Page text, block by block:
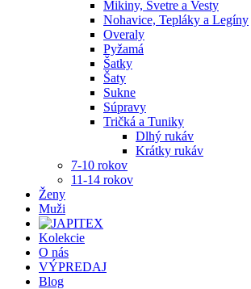
Mikiny, Svetre a Vesty
Nohavice, Tepláky a Legíny
Overaly
Pyžamá
Šatky
Šaty
Sukne
Súpravy
Tričká a Tuniky
Dlhý rukáv
Krátky rukáv
7-10 rokov
11-14 rokov
Ženy
Muži
Kolekcie
O nás
VÝPREDAJ
Blog